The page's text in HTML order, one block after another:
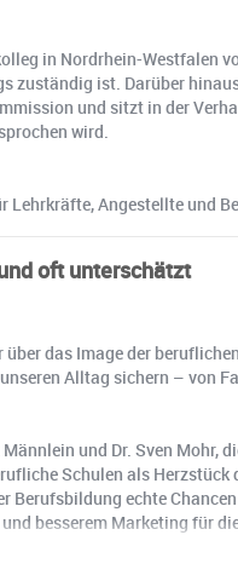
in Nordrhein-Westfalen
zuständig ist. Darüber
und sitzt in der
wird.
Lehrkräfte, Angestellte
oft unterschätzt
das Image der
Alltag sichern – von
und Dr. Sven
Schulen als
Berufsbildung echte
besserem Marketing für